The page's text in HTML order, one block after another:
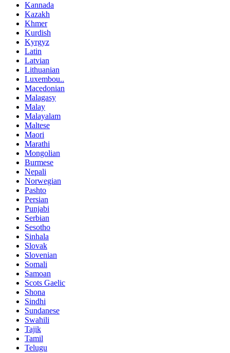
Kannada
Kazakh
Khmer
Kurdish
Kyrgyz
Latin
Latvian
Lithuanian
Luxembou..
Macedonian
Malagasy
Malay
Malayalam
Maltese
Maori
Marathi
Mongolian
Burmese
Nepali
Norwegian
Pashto
Persian
Punjabi
Serbian
Sesotho
Sinhala
Slovak
Slovenian
Somali
Samoan
Scots Gaelic
Shona
Sindhi
Sundanese
Swahili
Tajik
Tamil
Telugu